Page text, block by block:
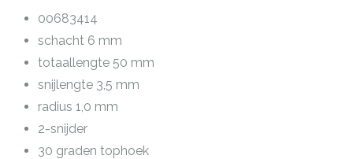
00683414
schacht 6 mm
totaallengte 50 mm
snijlengte 3,5 mm
radius 1,0 mm
2-snijder
30 graden tophoek